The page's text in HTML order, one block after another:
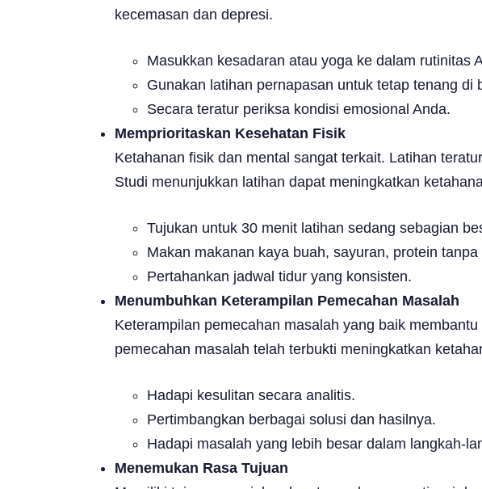
kecemasan dan depresi.
Masukkan kesadaran atau yoga ke dalam rutinitas
Gunakan latihan pernapasan untuk tetap tenang di
Secara teratur periksa kondisi emosional Anda.
Memprioritaskan Kesehatan Fisik
Ketahanan fisik dan mental sangat terkait. Latihan
Studi menunjukkan latihan dapat meningkatkan
Tujukan untuk 30 menit latihan sedang sebagian
Makan makanan kaya buah, sayuran, protein
Pertahankan jadwal tidur yang konsisten.
Menumbuhkan Keterampilan Pemecahan Masalah
Keterampilan pemecahan masalah yang baik
pemecahan masalah telah terbukti meningkatkan
Hadapi kesulitan secara analitis.
Pertimbangkan berbagai solusi dan hasilnya.
Hadapi masalah yang lebih besar dalam langkah-
Menemukan Rasa Tujuan